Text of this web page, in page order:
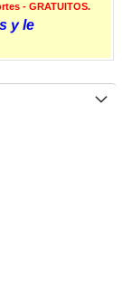
- GRATUITOS.
y le